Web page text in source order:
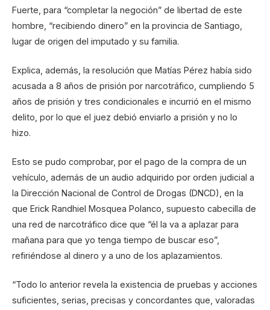
Fuerte, para “completar la negoción” de libertad de este
hombre, “recibiendo dinero” en la provincia de Santiago,
lugar de origen del imputado y su familia.
Explica, además, la resolución que Matías Pérez había sido
acusada a 8 años de prisión por narcotráfico, cumpliendo 5
años de prisión y tres condicionales e incurrió en el mismo
delito, por lo que el juez debió enviarlo a prisión y no lo
hizo.
Esto se pudo comprobar, por el pago de la compra de un
vehículo, además de un audio adquirido por orden judicial a
la Dirección Nacional de Control de Drogas (DNCD), en la
que Erick Randhiel Mosquea Polanco, supuesto cabecilla de
una red de narcotráfico dice que “él la va a aplazar para
mañana para que yo tenga tiempo de buscar eso”,
refiriéndose al dinero y a uno de los aplazamientos.
“Todo lo anterior revela la existencia de pruebas y acciones
suficientes, serias, precisas y concordantes que, valoradas